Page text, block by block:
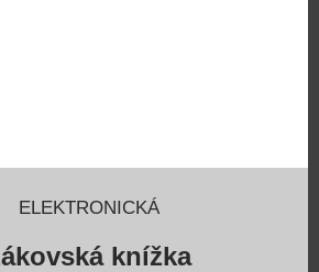
ELEKTRONICKÁ
knížka